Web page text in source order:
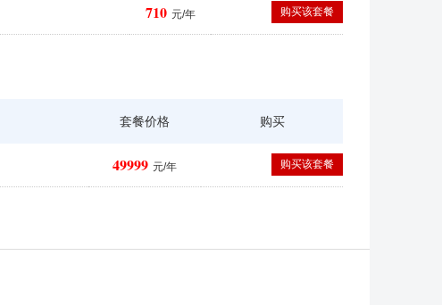
710 元/年 购买该套餐
套餐价格 购买
49999 元/年 购买该套餐